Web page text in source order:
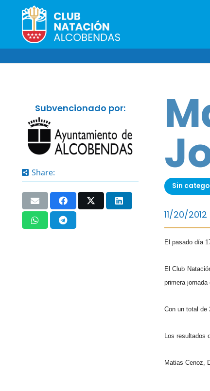
Subvencionado por:
Share:
Sin
11/20/2012
El pasado día
El Club
primera
Con un total de
Los
Matias Cenoz,